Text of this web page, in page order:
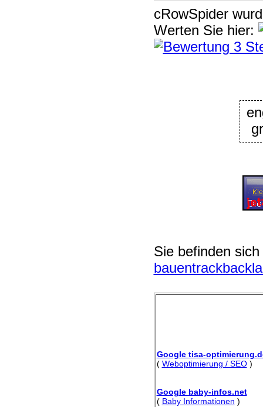
cRowSpider
Werten Sie hier:
Sie befinden
Google tisa-
( Weboptimierung / SEO)
Google baby-infos.net
( Baby Informationen )